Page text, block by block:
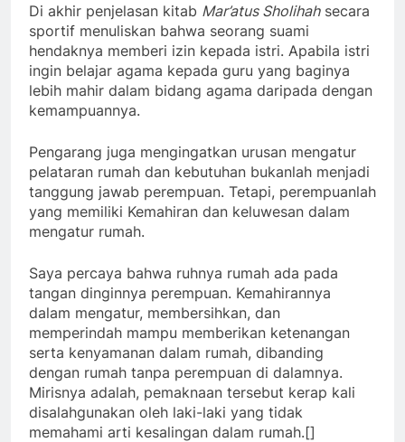
Di akhir penjelasan kitab Mar’atus Sholihahsecara
sportif menuliskan bahwa seorang suami
hendaknya memberi izin kepada istri. Apabila istri
ingin belajar agama kepada guru yang baginya
lebih mahir dalam bidang agama daripada dengan
kemampuannya.
Pengarang juga mengingatkan urusan mengatur
pelataran rumah dan kebutuhan bukanlah menjadi
tanggung jawab perempuan. Tetapi, perempuanlah
yang memiliki Kemahiran dan keluwesan dalam
mengatur rumah.
Saya percaya bahwa ruhnya rumah ada pada
tangan dinginnya perempuan. Kemahirannya
dalam mengatur, membersihkan, dan
memperindah mampu memberikan ketenangan
serta kenyamanan dalam rumah, dibanding
dengan rumah tanpa perempuan di dalamnya.
Mirisnya adalah, pemaknaan tersebut kerap kali
disalahgunakan oleh laki-laki yang tidak
memahami arti kesalingan dalam rumah.[]